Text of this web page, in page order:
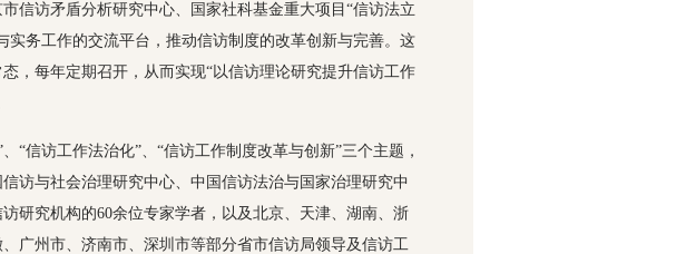
信访矛盾分析研究中心、国家社科基金重大项目“信访法立
实务工作的交流平台，推动信访制度的改革创新与完善。这
，每年定期召开，从而实现“以信访理论研究提升信访工作
“信访工作法治化”、“信访工作制度改革与创新”三个主题，
访与社会治理研究中心、中国信访法治与国家治理研究中
研究机构的60余位专家学者，以及北京、天津、湖南、浙
广州市、济南市、深圳市等部分省市信访局领导及信访工